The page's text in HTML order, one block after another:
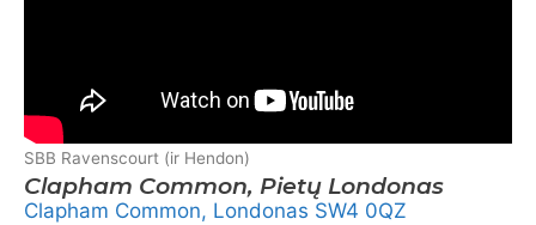
SBB Ravenscourt (ir Hendon)
Clapham Common, Pietų Londonas
Clapham Common, Londonas SW4 0QZ